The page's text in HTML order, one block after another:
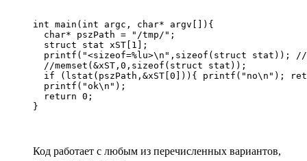
int main(int argc, char* argv[]){
  char* pszPath = "/tmp/";
  struct stat xST[1];
printf("<sizeof=%lu>\n",sizeof(struct stat));
  //memset(&xST,0,sizeof(struct stat));
if (lstat(pszPath,&xST[0])){ printf("no\n");
  printf("ok\n");
  return 0;
}
Код работает с любым из перечисленных вариантов,